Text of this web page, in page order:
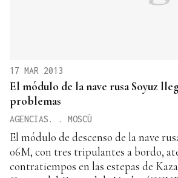
17 MAR 2013
El módulo de la nave rusa Soyuz
problemas
AGENCIAS. . MOSCÚ
El módulo de descenso de la nave
06M, con tres tripulantes a bordo,
contratiempos en las estepas de